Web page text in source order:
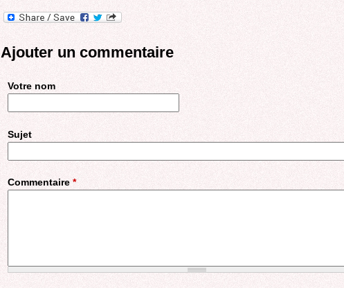
Ajouter un commentaire
Votre nom
Sujet
Commentaire *